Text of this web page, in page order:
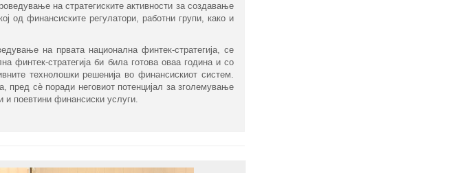
на стратегиските активности за создавање
од финансиските регулатори, работни групи, како и
на првата национална финтек-стратегија, се
финтек-стратегија би била готова оваа година и со
технолошки решенија во финансискиот систем.
пред сѐ поради неговиот потенцијал за зголемување
и поевтини финансиски услуги.